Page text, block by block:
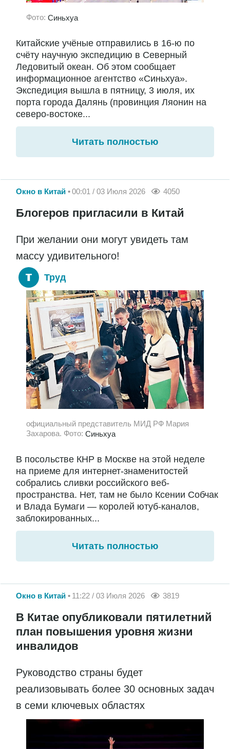
Фото: Синьхуа
Китайские учёные отправились в 16-ю по
счёту научную экспедицию в Северный
Ледовитый океан. Об этом сообщает
информационное агентство «Синьхуа».
Экспедиция вышла в пятницу, 3 июля, их
порта города Далянь (провинция Ляонин на
северо-востоке...
Читать полностью
Окно в Китай 00:01 / 03 Июля 2026 4050
Блогеров пригласили в Китай
При желании они могут увидеть там
массу удивительного!
Труд
официальный представитель МИД РФ Мария
Захарова. Фото: Синьхуа
В посольстве КНР в Москве на этой неделе
на приеме для интернет-знаменитостей
собрались сливки российского веб-
пространства. Нет, там не было Ксении Собчак
и Влада Бумаги — королей ютуб-каналов,
заблокированных...
Читать полностью
Окно в Китай 11:22 / 03 Июля 2026 3819
В Китае опубликовали пятилетний
план повышения уровня жизни
инвалидов
Руководство страны будет
реализовывать более 30 основных задач
в семи ключевых областях